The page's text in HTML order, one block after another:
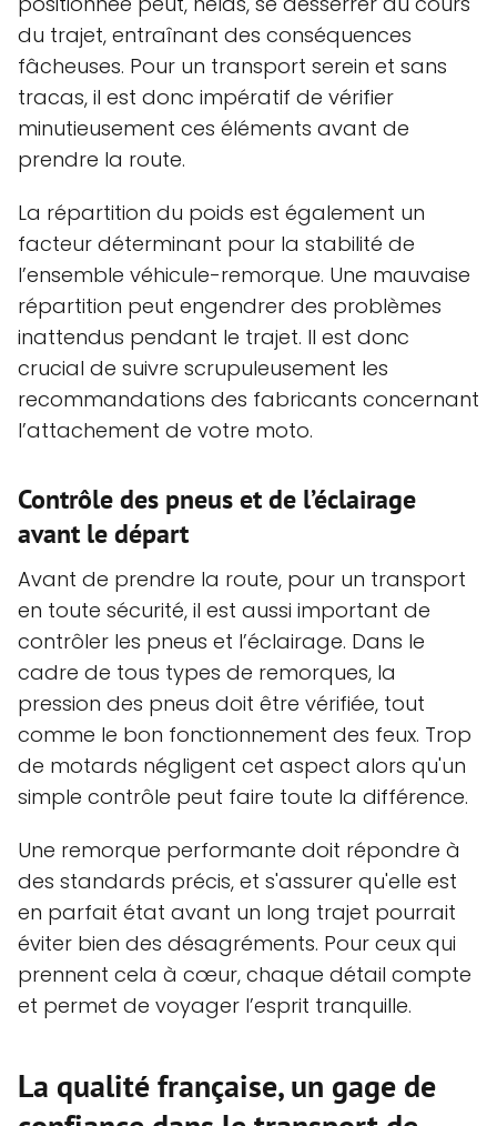
du trajet, entraînant des conséquences
fâcheuses. Pour un transport serein et sans
tracas, il est donc impératif de vérifier
minutieusement ces éléments avant de
prendre la route.
La répartition du poids est également un
facteur déterminant pour la stabilité de
l’ensemble véhicule-remorque. Une mauvaise
répartition peut engendrer des problèmes
inattendus pendant le trajet. Il est donc
crucial de suivre scrupuleusement les
recommandations des fabricants concernant
l’attachement de votre moto.
Contrôle des pneus et de l’éclairage
avant le départ
Avant de prendre la route, pour un transport
en toute sécurité, il est aussi important de
contrôler les pneus et l’éclairage. Dans le
cadre de tous types de remorques, la
pression des pneus doit être vérifiée, tout
comme le bon fonctionnement des feux. Trop
de motards négligent cet aspect alors qu'un
simple contrôle peut faire toute la différence.
Une remorque performante doit répondre à
des standards précis, et s'assurer qu'elle est
en parfait état avant un long trajet pourrait
éviter bien des désagréments. Pour ceux qui
prennent cela à cœur, chaque détail compte
et permet de voyager l’esprit tranquille.
La qualité française, un gage de